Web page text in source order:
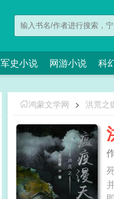
军史小说 网游小说 科
鸿蒙文学网 > 洪荒之